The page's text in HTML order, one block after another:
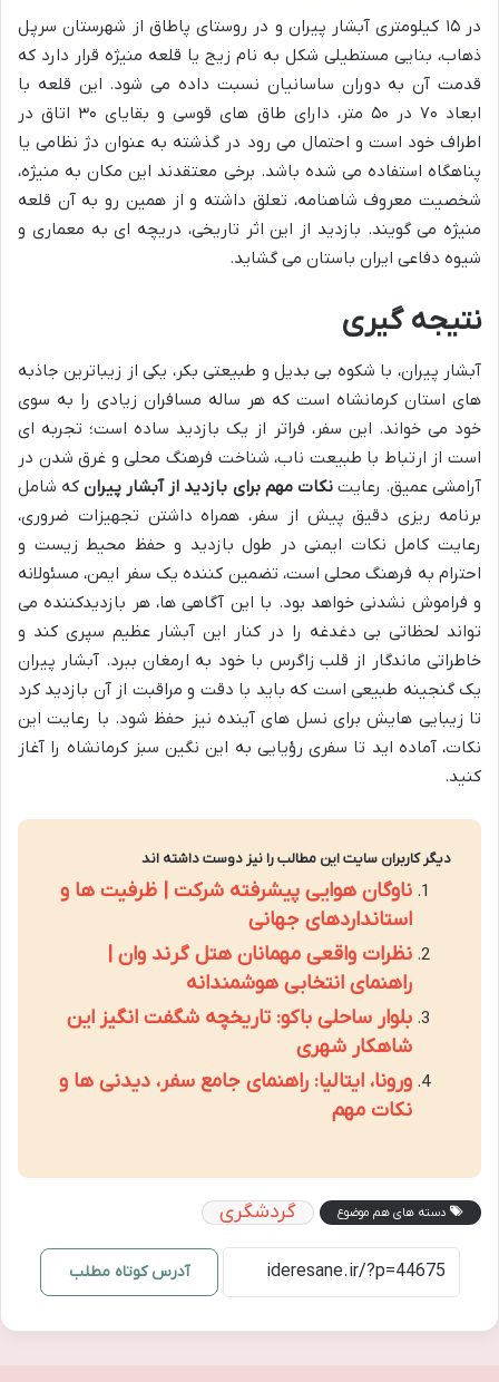
در ۱۵ کیلومتری آبشار پیران و در روستای پاطاق از شهرستان سرپل
ذهاب، بنایی مستطیلی شکل به نام زیج یا قلعه منیژه قرار دارد که
قدمت آن به دوران ساسانیان نسبت داده می شود. این قلعه با
ابعاد ۷۰ در ۵۰ متر، دارای طاق های قوسی و بقایای ۳۰ اتاق در
اطراف خود است و احتمال می رود در گذشته به عنوان دژ نظامی یا
پناهگاه استفاده می شده باشد. برخی معتقدند این مکان به منیژه،
شخصیت معروف شاهنامه، تعلق داشته و از همین رو به آن قلعه
منیژه می گویند. بازدید از این اثر تاریخی، دریچه ای به معماری و
شیوه دفاعی ایران باستان می گشاید.
نتیجه گیری
آبشار پیران، با شکوه بی بدیل و طبیعتی بکر، یکی از زیباترین جاذبه
های استان کرمانشاه است که هر ساله مسافران زیادی را به سوی
خود می خواند. این سفر، فراتر از یک بازدید ساده است؛ تجربه ای
است از ارتباط با طبیعت ناب، شناخت فرهنگ محلی و غرق شدن در
آرامشی عمیق. رعایتنکات مهم برای بازدید از آبشار پیرانکه شامل
برنامه ریزی دقیق پیش از سفر، همراه داشتن تجهیزات ضروری،
رعایت کامل نکات ایمنی در طول بازدید و حفظ محیط زیست و
احترام به فرهنگ محلی است، تضمین کننده یک سفر ایمن، مسئولانه
و فراموش نشدنی خواهد بود. با این آگاهی ها، هر بازدیدکننده می
تواند لحظاتی بی دغدغه را در کنار این آبشار عظیم سپری کند و
خاطراتی ماندگار از قلب زاگرس با خود به ارمغان ببرد. آبشار پیران
یک گنجینه طبیعی است که باید با دقت و مراقبت از آن بازدید کرد
تا زیبایی هایش برای نسل های آینده نیز حفظ شود. با رعایت این
نکات، آماده اید تا سفری رؤیایی به این نگین سبز کرمانشاه را آغاز
کنید.
دیگر کاربران سایت این مطالب را نیز دوست داشته اند
ناوگان هوایی پیشرفته شرکت | ظرفیت ها و
استانداردهای جهانی
نظرات واقعی مهمانان هتل گرند وان |
راهنمای انتخابی هوشمندانه
بلوار ساحلی باکو: تاریخچه شگفت انگیز این
شاهکار شهری
ورونا، ایتالیا: راهنمای جامع سفر، دیدنی ها و
نکات مهم
دسته های هم موضوع گردشگری
آدرس کوتاه مطلب